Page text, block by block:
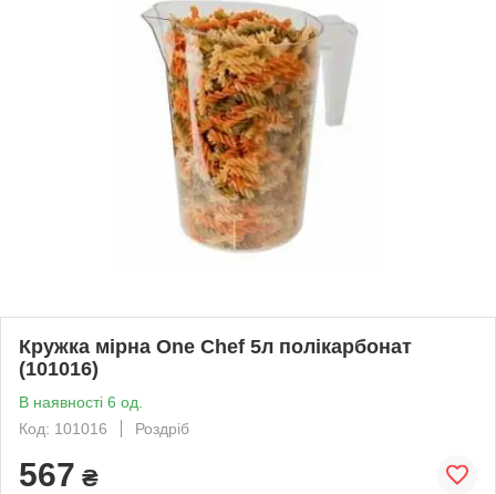
Кружка мірна One Chef 5л полікарбонат
(101016)
В наявності 6 од.
Код: 101016
Роздріб
567 ₴